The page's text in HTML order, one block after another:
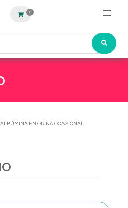
0
EN ORINA OCASIONAL